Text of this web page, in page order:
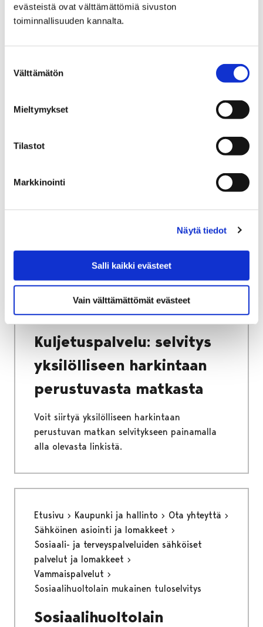
evästeistä ovat välttämättömiä sivuston
toiminnallisuuden kannalta.
valinta
Välttämätön
Mieltymykset
Tilastot
Markkinointi
Näytä tiedot
Salli kaikki evästeet
Vain välttämättömät evästeet
Avustukset
Liikuntapaikat
Kuntoradat
Ota yhteyttä
Sosiaali- ja terveyspalveluiden sähköiset
palvelut ja lomakkeet
Vammaispalvelut
Kuljetuspalvelu: selvitys yksilölliseen
harkintaan perustuvasta matkasta
Kuljetuspalvelu: selvitys
yksilölliseen harkintaan
perustuvasta matkasta
Voit siirtyä yksilölliseen harkintaan
perustuvan matkan selvitykseen painamalla
alla olevasta linkistä.
Etusivu Kaupunki ja hallinto
Ota yhteyttä
Sähköinen asiointi ja lomakkeet
Sosiaali- ja terveyspalveluiden sähköiset
palvelut ja lomakkeet
Vammaispalvelut
Sosiaalihuoltolain mukainen tuloselvitys
Sosiaalihuoltolain